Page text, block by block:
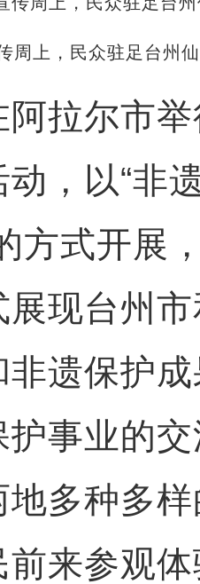
周上，民众驻足台州
尔市举
，以“非
方式开展
展现台州
非遗保护
护事业的
种多样
前来参观